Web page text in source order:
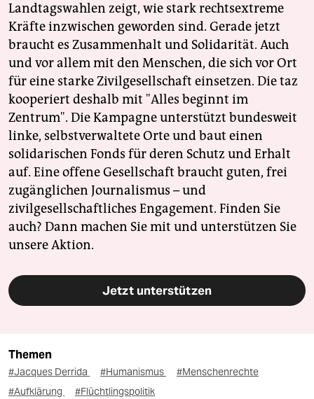
Landtagswahlen zeigt, wie stark rechtsextreme
Kräfte inzwischen geworden sind. Gerade jetzt
braucht es Zusammenhalt und Solidarität. Auch
und vor allem mit den Menschen, die sich vor Ort
für eine starke Zivilgesellschaft einsetzen. Die taz
kooperiert deshalb mit "Alles beginnt im
Zentrum". Die Kampagne unterstützt bundesweit
linke, selbstverwaltete Orte und baut einen
solidarischen Fonds für deren Schutz und Erhalt
auf. Eine offene Gesellschaft braucht guten, frei
zugänglichen Journalismus – und
zivilgesellschaftliches Engagement. Finden Sie
auch? Dann machen Sie mit und unterstützen Sie
unsere Aktion.
Jetzt unterstützen
Themen
#Jacques Derrida #Humanismus
#Menschenrechte
#Aufklärung
#Flüchtlingspolitik